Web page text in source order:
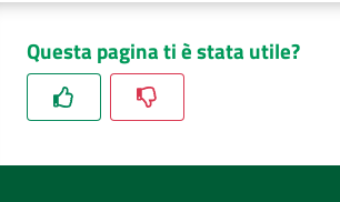
Questa pagina ti è stata utile?